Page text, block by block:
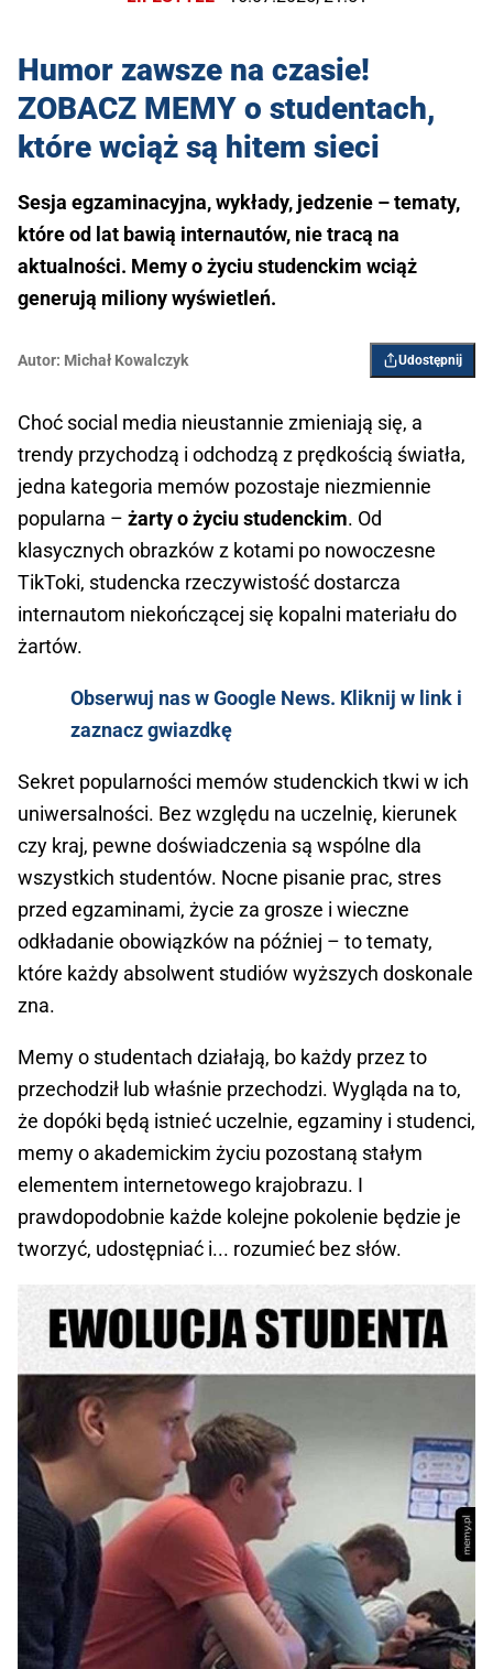
Humor zawsze na czasie!
ZOBACZ MEMY o studentach,
które wciąż są hitem sieci
Sesja egzaminacyjna, wykłady, jedzenie – tematy,
które od lat bawią internautów, nie tracą na
aktualności. Memy o życiu studenckim wciąż
generują miliony wyświetleń.
Autor: Michał Kowalczyk Udostępnij
Choć social media nieustannie zmieniają się, a
trendy przychodzą i odchodzą z prędkością światła,
jedna kategoria memów pozostaje niezmiennie
popularna – żarty o życiu studenckim. Od
klasycznych obrazków z kotami po nowoczesne
TikToki, studencka rzeczywistość dostarcza
internautom niekończącej się kopalni materiału do
żartów.
Obserwuj nas w Google News. Kliknij w link i
zaznacz gwiazdkę
Sekret popularności memów studenckich tkwi w ich
uniwersalności. Bez względu na uczelnię, kierunek
czy kraj, pewne doświadczenia są wspólne dla
wszystkich studentów. Nocne pisanie prac, stres
przed egzaminami, życie za grosze i wieczne
odkładanie obowiązków na później – to tematy,
które każdy absolwent studiów wyższych doskonale
zna.
Memy o studentach działają, bo każdy przez to
przechodził lub właśnie przechodzi. Wygląda na to,
że dopóki będą istnieć uczelnie, egzaminy i studenci,
memy o akademickim życiu pozostaną stałym
elementem internetowego krajobrazu. I
prawdopodobnie każde kolejne pokolenie będzie je
tworzyć, udostępniać i... rozumieć bez słów.